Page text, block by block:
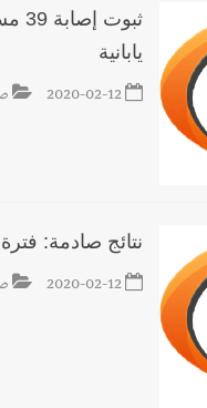
يابانية
2020-02-12
نتائج صادمة:
2020-02-12